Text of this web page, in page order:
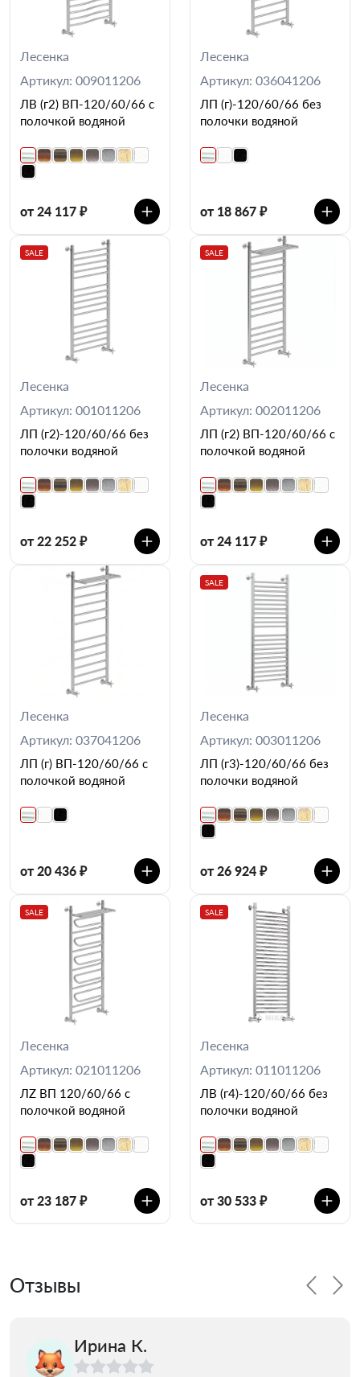
Лесенка
Артикул: 009011206
ЛВ (г2) ВП-120/60/66 с
полочкой водяной
от 24 117 ₽
Лесенка
Артикул: 036041206
ЛП (г)-120/60/66 без
полочки водяной
от 18 867 ₽
SALE
Лесенка
Артикул: 001011206
ЛП (г2)-120/60/66 без
полочки водяной
от 22 252 ₽
SALE
Лесенка
Артикул: 002011206
ЛП (г2) ВП-120/60/66 с
полочкой водяной
от 24 117 ₽
Лесенка
Артикул: 037041206
ЛП (г) ВП-120/60/66 с
полочкой водяной
от 20 436 ₽
SALE
Лесенка
Артикул: 003011206
ЛП (г3)-120/60/66 без
полочки водяной
от 26 924 ₽
SALE
Лесенка
Артикул: 021011206
ЛZ ВП 120/60/66 с
полочкой водяной
от 23 187 ₽
SALE
Лесенка
Артикул: 011011206
ЛВ (г4)-120/60/66 без
полочки водяной
от 30 533 ₽
Отзывы
Ирина К.